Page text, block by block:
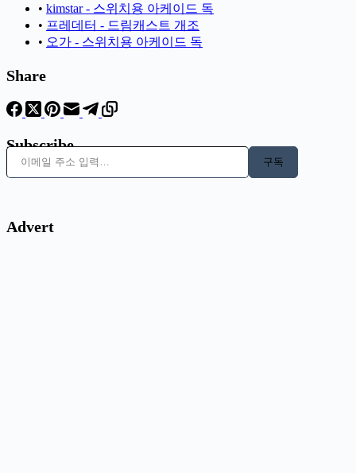
• kimstar - 스위치용 아케이드 독
• 프레데터 - 드림캐스트 개조
• 오가 - 스위치용 아케이드 독
Share
Subscribe
이메일 주소 입력…
구독
Advert